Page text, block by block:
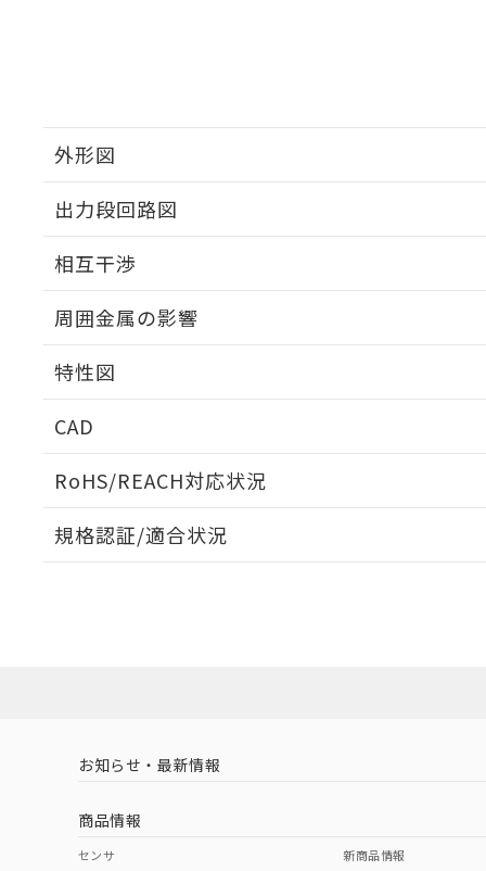
外形図
出力段回路図
相互干渉
周囲金属の影響
l: 20mm以上、φd: 50mm以上、D: 20mm以上、m: 30mm
特性図
CAD
RoHS/REACH対応状況
EU RoHS 注意事項・凡例
中国 RoHS 注意事項・凡例
中国 RoHS表
規格認証/適合状況
（イギリス
（ノルウェー
お知らせ・最新情報
商品情報
センサ
新商品情報